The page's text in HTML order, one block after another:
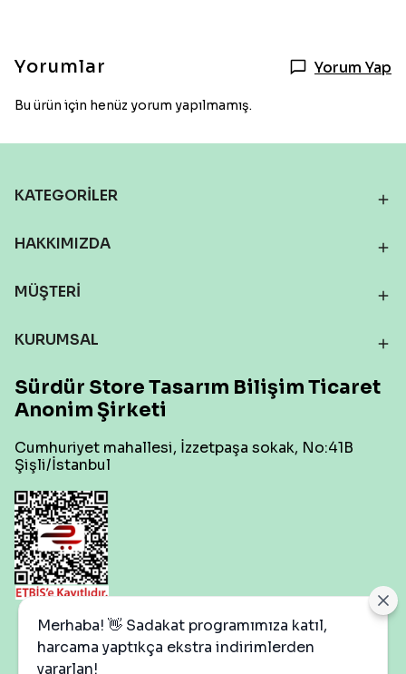
Yorumlar Yorum Yap
Bu ürün için henüz yorum yapılmamış.
KATEGORİLER
HAKKIMIZDA
MÜŞTERİ
KURUMSAL
Sürdür Store Tasarım Bilişim Ticaret
Anonim Şirketi
Cumhuriyet mahallesi, İzzetpaşa sokak, No:41B
Şişli/İstanbul
Merhaba! 👋 Sadakat programımıza katıl,
harcama yaptıkça ekstra indirimlerden
yararlan!